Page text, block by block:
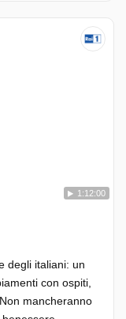
1:12:00
degli italiani: un
con ospiti,
mancheranno